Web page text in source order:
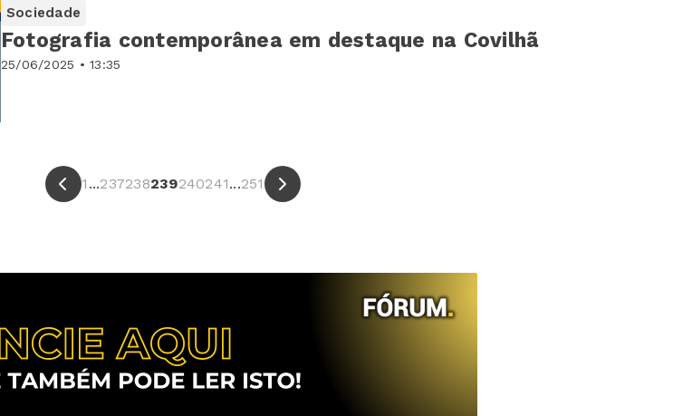
Sociedade
25/06/2025 • 13:35
Fotografia contemporânea em destaque na Covilhã
1 ...237238239240241...251